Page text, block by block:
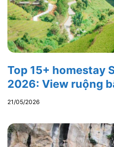
Top 15+ homestay
2026: View ruộng
21/05/2026